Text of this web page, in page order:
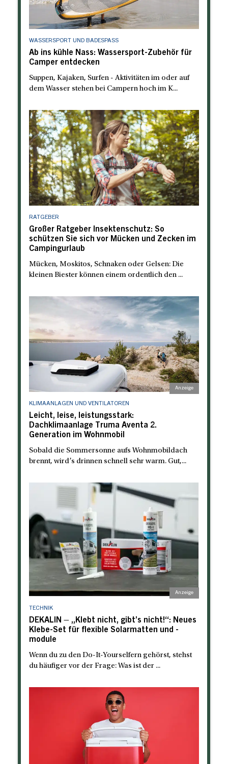
WASSERSPORT UND BADESPASS
Ab ins kühle Nass: Wassersport-Zubehör für
Camper entdecken
Suppen, Kajaken, Surfen - Aktivitäten im oder auf
dem Wasser stehen bei Campern hoch im K...
RATGEBER
Großer Ratgeber Insektenschutz: So
schützen Sie sich vor Mücken und Zecken im
Campingurlaub
Mücken, Moskitos, Schnaken oder Gelsen: Die
kleinen Biester können einem ordentlich den ...
KLIMAANLAGEN UND VENTILATOREN
Leicht, leise, leistungsstark:
Dachklimaanlage Truma Aventa 2.
Generation im Wohnmobil
Sobald die Sommersonne aufs Wohnmobildach
brennt, wird’s drinnen schnell sehr warm. Gut,...
TECHNIK
DEKALIN – „Klebt nicht, gibt’s nicht!“: Neues
Klebe-Set für flexible Solarmatten und -
module
Wenn du zu den Do-It-Yourselfern gehörst, stehst
du häufiger vor der Frage: Was ist der ...